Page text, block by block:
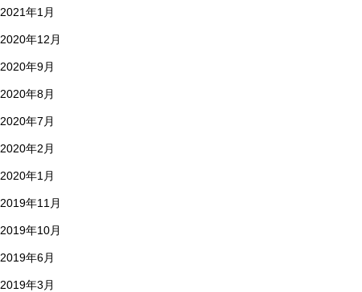
2021年1月
2020年12月
2020年9月
2020年8月
2020年7月
2020年2月
2020年1月
2019年11月
2019年10月
2019年6月
2019年3月